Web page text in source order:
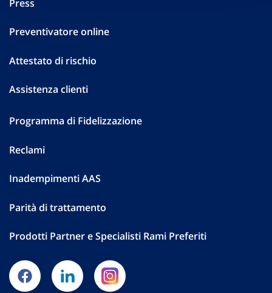
Press
Preventivatore online
Attestato di rischio
Assistenza clienti
Programma di Fidelizzazione
Reclami
Inadempimenti AAS
Parità di trattamento
Prodotti Partner e Specialisti Rami Preferiti